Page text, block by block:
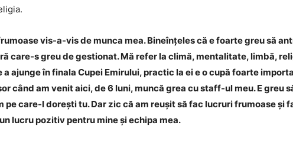
vis-a-vis de munca mea. Bineînțeles că e foarte greu să
care-s greu de gestionat. Mă refer la climă, mentalitate, limbă,
ajunge în finala Cupei Emirului, practic la ei e o cupă foarte
când am venit aici, de 6 luni, muncă grea cu staff-ul meu. E
pe care-l dorești tu. Dar zic că am reușit să fac lucruri frumoase și
lucru pozitiv pentru mine și echipa mea.